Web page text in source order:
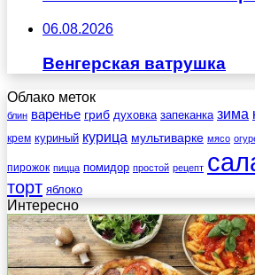
06.08.2026
Венгерская ватрушка
Облако меток
блин варенье гриб духовка запеканка зима
крем куриный курица мультиварке мясо
пирожок пицца помидор простой рецепт
торт яблоко
Интересно